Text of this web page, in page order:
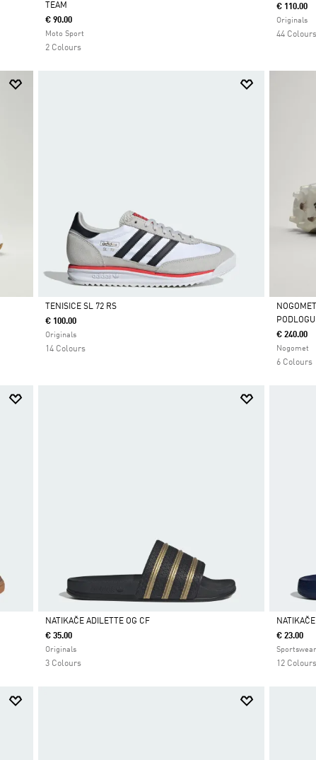
Da
TEAM
€ 90.00
Moto Sport
2 Colours
Da
€ 110.00
Originals
44 Colours
Da
TENISICE SL 72 RS
€ 100.00
Originals
14 Colours
Da
PODLOGU
€ 240.00
Nogomet
6 Colours
Da
NATIKAČE ADILETTE OG CF
€ 35.00
Originals
3 Colours
Da
€ 23.00
Sportswear
12 Colours